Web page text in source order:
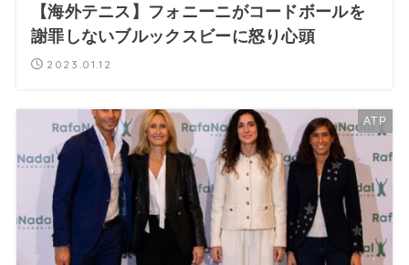
【海外テニス】フォニーニがコードボールを
謝罪しないブルックスビーに怒り心頭
2023.01.12
ATP